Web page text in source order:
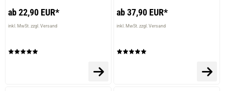
ab 22,90 EUR*
inkl. MwSt. zzgl. Versand
ab 37,90 EUR*
inkl. MwSt. zzgl. Versand